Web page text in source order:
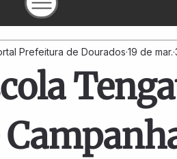
Prefeitura de Dourados 19 de mar.